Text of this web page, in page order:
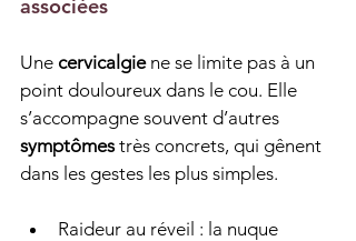
associées
Une cervicalgie ne se limite pas à un
point douloureux dans le cou. Elle
s’accompagne souvent d’autres
symptômes très concrets, qui gênent
dans les gestes les plus simples.
Raideur au réveil : la nuque